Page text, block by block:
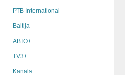
РТB International
Baltija
АВТО+
TV3+
Kanāls